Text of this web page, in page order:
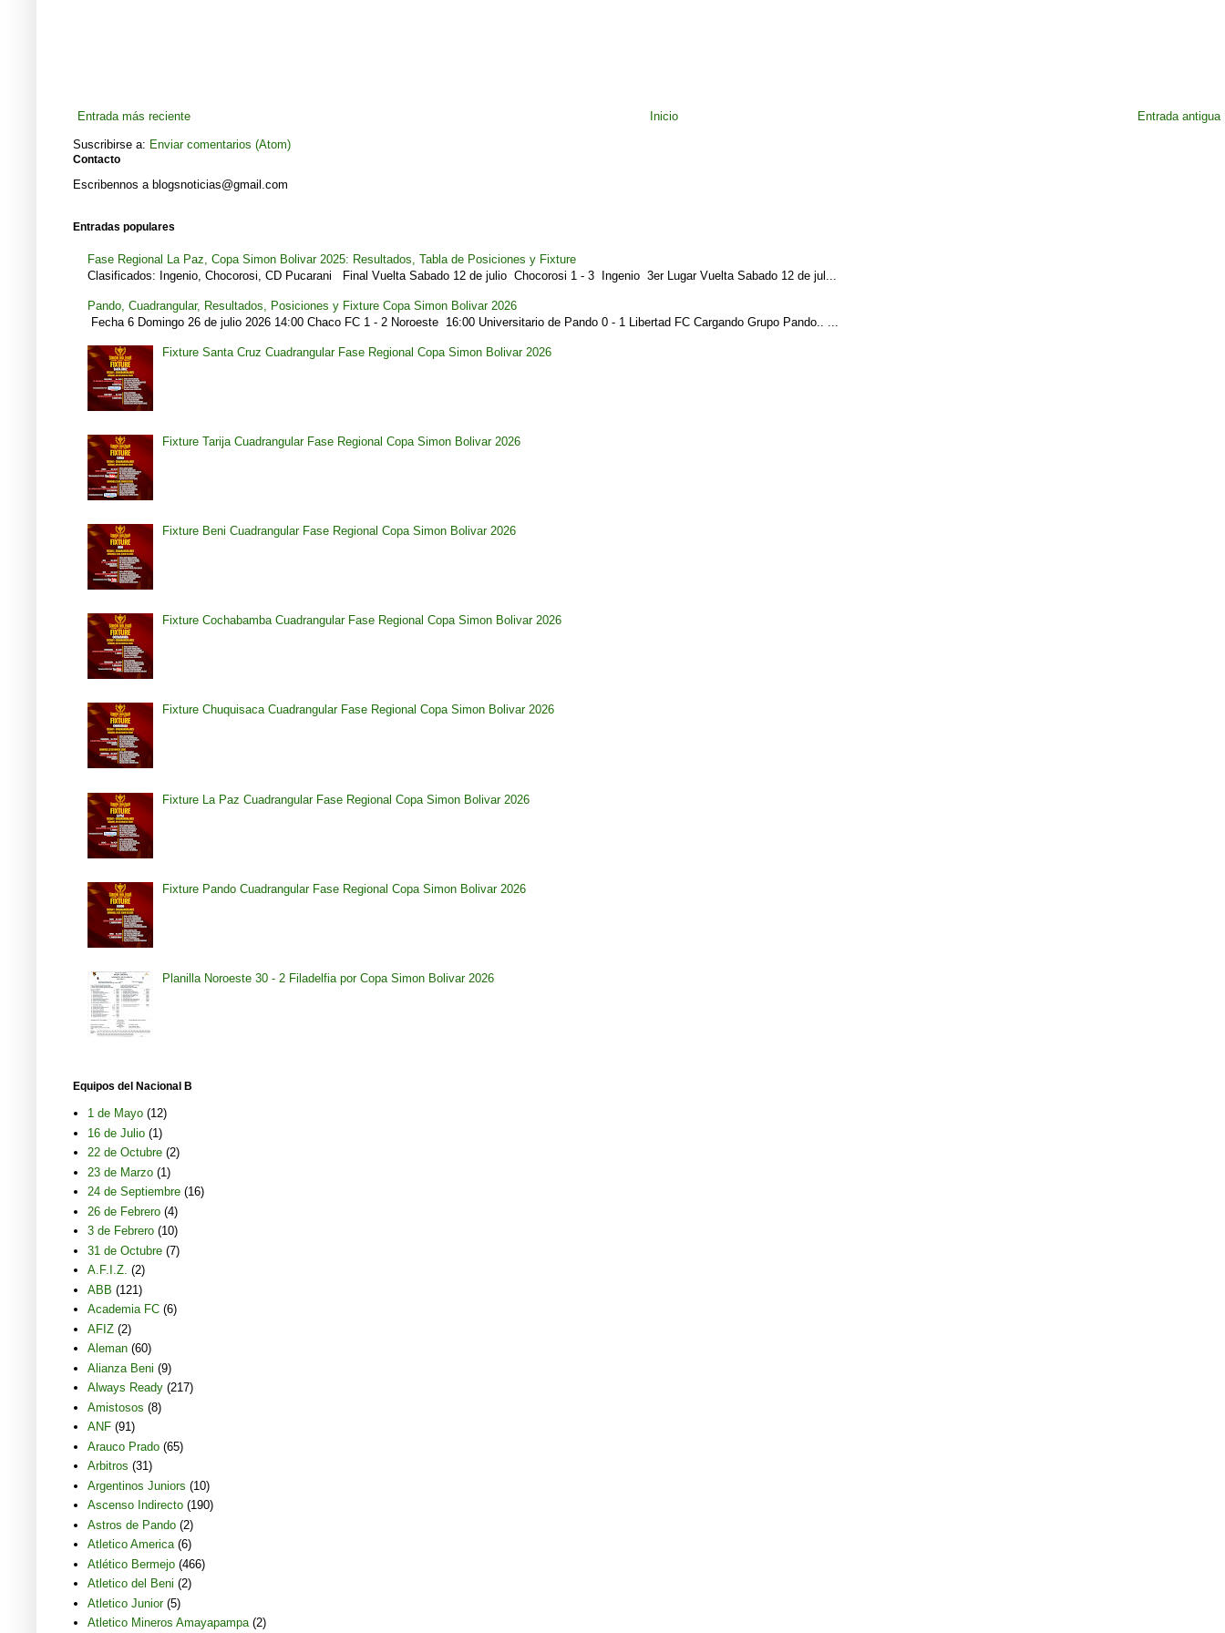
Entrada más reciente Entrada antigua
Inicio
Suscribirse a: Enviar comentarios (Atom)
Contacto
Escribennos a blogsnoticias@gmail.com
Entradas populares
Fase Regional La Paz, Copa Simon Bolivar 2025: Resultados, Tabla de Posiciones y Fixture
Clasificados: Ingenio, Chocorosi, CD Pucarani Final Vuelta Sabado 12 de julio Chocorosi 1 - 3 Ingenio 3er Lugar Vuelta Sabado 12 de jul...
Pando, Cuadrangular, Resultados, Posiciones y Fixture Copa Simon Bolivar 2026
Fecha 6 Domingo 26 de julio 2026 14:00 Chaco FC 1 - 2 Noroeste 16:00 Universitario de Pando 0 - 1 Libertad FC Cargando Grupo Pando.. ...
Fixture Santa Cruz Cuadrangular Fase Regional Copa Simon Bolivar 2026
Fixture Tarija Cuadrangular Fase Regional Copa Simon Bolivar 2026
Fixture Beni Cuadrangular Fase Regional Copa Simon Bolivar 2026
Fixture Cochabamba Cuadrangular Fase Regional Copa Simon Bolivar 2026
Fixture Chuquisaca Cuadrangular Fase Regional Copa Simon Bolivar 2026
Fixture La Paz Cuadrangular Fase Regional Copa Simon Bolivar 2026
Fixture Pando Cuadrangular Fase Regional Copa Simon Bolivar 2026
Planilla Noroeste 30 - 2 Filadelfia por Copa Simon Bolivar 2026
Equipos del Nacional B
1 de Mayo (12)
16 de Julio (1)
22 de Octubre (2)
23 de Marzo (1)
24 de Septiembre (16)
26 de Febrero (4)
3 de Febrero (10)
31 de Octubre (7)
A.F.I.Z. (2)
ABB (121)
Academia FC (6)
AFIZ (2)
Aleman (60)
Alianza Beni (9)
Always Ready (217)
Amistosos (8)
ANF (91)
Arauco Prado (65)
Arbitros (31)
Argentinos Juniors (10)
Ascenso Indirecto (190)
Astros de Pando (2)
Atletico America (6)
Atlético Bermejo (466)
Atletico del Beni (2)
Atletico Junior (5)
Atletico Mineros Amayapampa (2)